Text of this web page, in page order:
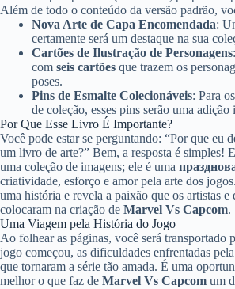
Além de todo o conteúdo da versão padrão,
Nova Arte de Capa Encomendada:
certamente será um destaque na sua
Cartões de Ilustração de Personagens
com seis cartões que trazem os
poses.
Pins de Esmalte Colecionáveis: Para
de coleção, esses pins serão uma
Por Que Esse Livro É Importante?
Você pode estar se perguntando: “Por que eu
um livro de arte?” Bem, a resposta é simples!
uma coleção de imagens; ele é uma
criatividade, esforço e amor pela arte dos
uma história e revela a paixão que os artistas e
colocaram na criação de Marvel Vs Capcom.
Uma Viagem pela História do Jogo
Ao folhear as páginas, você será transportado
jogo começou, as dificuldades enfrentadas
que tornaram a série tão amada. É uma
melhor o que faz de Marvel Vs Capcom um